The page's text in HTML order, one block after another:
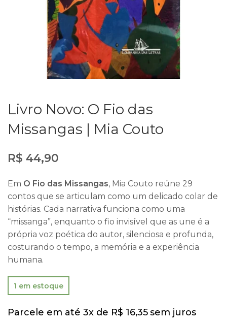
Livro Novo: O Fio das
Missangas | Mia Couto
R$ 44,90
Em O Fio das Missangas, Mia Couto reúne 29
contos que se articulam como um delicado colar de
histórias. Cada narrativa funciona como uma
“missanga”, enquanto o fio invisível que as une é a
própria voz poética do autor, silenciosa e profunda,
costurando o tempo, a memória e a experiência
humana.
1 em estoque
Parcele em até 3x de R$ 16,35sem juros